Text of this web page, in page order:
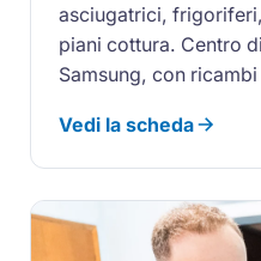
asciugatrici,
piani cottura. Centro
Samsung, con
Vedi la scheda